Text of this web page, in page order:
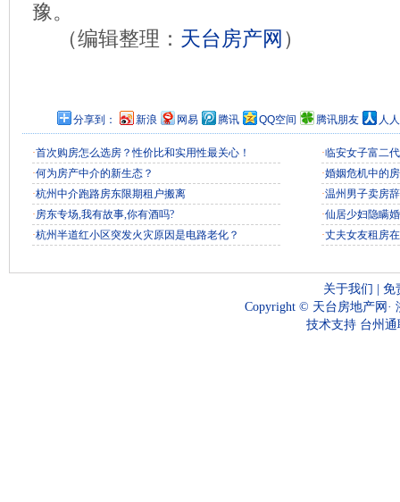
豫。
（编辑整理： 天台房产网 ）
分享到： 新浪 网易 腾讯 QQ空间 腾讯朋友 人
·首次购房怎么选房？性价比和实用性最关心！
·何为房产中介的新生态？
·杭州中介跑路房东限期租户搬离
·房东专场,我有故事,你有酒吗?
·杭州半道红小区突发火灾原因是电路老化？
·临安女子富二
·婚姻危机中的
·温州男子卖房
·仙居少妇隐瞒
·丈夫女友租房
关于我们
免
Copyright © 天台房地产网 ·
技术支持 台州